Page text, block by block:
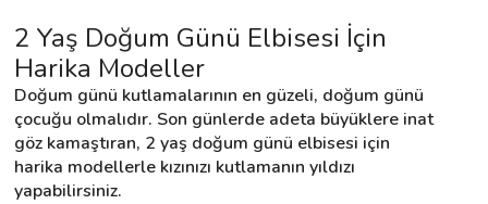
🌟 Müşteri Değerlendirmeleri
Destek
İletişim
2 Yaş Doğum Günü Elbisesi İçin
Harika Modeller
Doğum günü kutlamalarının en güzeli, doğum günü
çocuğu olmalıdır. Son günlerde adeta büyüklere inat
göz kamaştıran, 2 yaş doğum günü elbisesi için
harika modellerle kızınızı kutlamanın yıldızı
yapabilirsiniz.